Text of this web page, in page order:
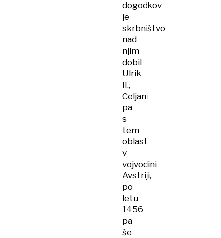
dogodkov
je
skrbništvo
nad
njim
dobil
Ulrik
II.,
Celjani
pa
s
tem
oblast
v
vojvodini
Avstriji,
po
letu
1456
pa
še